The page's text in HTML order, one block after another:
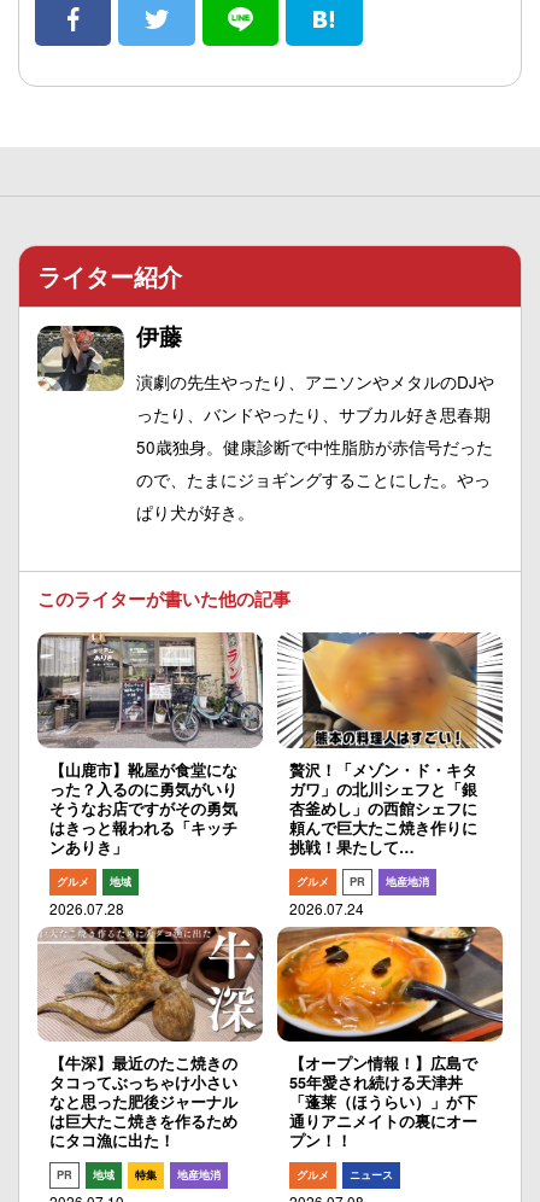
ライター紹介
伊藤
演劇の先生やったり、アニソンやメタルのDJや
ったり、バンドやったり、サブカル好き思春期
50歳独身。健康診断で中性脂肪が赤信号だった
ので、たまにジョギングすることにした。やっ
ぱり犬が好き。
このライターが書いた他の記事
【山鹿市】靴屋が食堂にな
った？入るのに勇気がいり
そうなお店ですがその勇気
はきっと報われる「キッチ
ンありき」
グルメ 地域
2026.07.28
贅沢！「メゾン・ド・キタ
ガワ」の北川シェフと「銀
杏釜めし」の西館シェフに
頼んで巨大たこ焼き作りに
挑戦！果たして…
グルメ PR 地産地消
2026.07.24
【牛深】最近のたこ焼きの
タコってぶっちゃけ小さい
なと思った肥後ジャーナル
は巨大たこ焼きを作るため
にタコ漁に出た！
PR 地域 特集 地産地消
【オープン情報！】広島で
55年愛され続ける天津丼
「蓬莱（ほうらい）」が下
通りアニメイトの裏にオー
プン！！
グルメ ニュース